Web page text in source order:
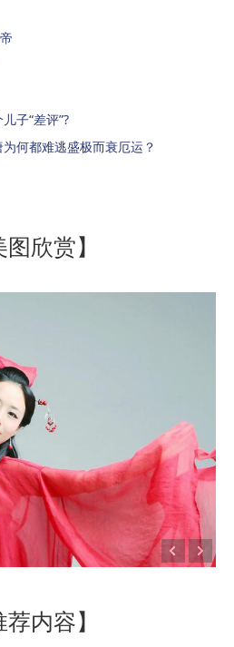
子“差评”?
何都难逃盛极而衰厄运？
图欣赏】
荐内容】